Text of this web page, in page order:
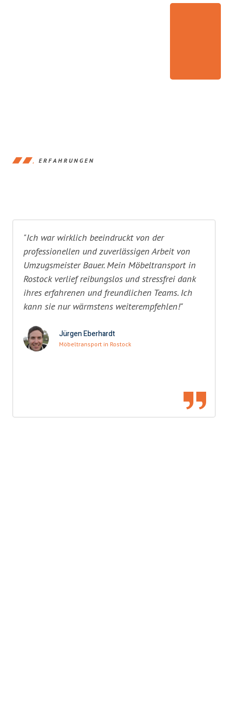
ERFAHRUNGEN
"Ich war wirklich beeindruckt von der
professionellen und zuverlässigen Arbeit von
Umzugsmeister Bauer. Mein Möbeltransport in
Rostock verlief reibungslos und stressfrei dank
ihres erfahrenen und freundlichen Teams. Ich
kann sie nur wärmstens weiterempfehlen!"
Jürgen Eberhardt
Möbeltransport in Rostock